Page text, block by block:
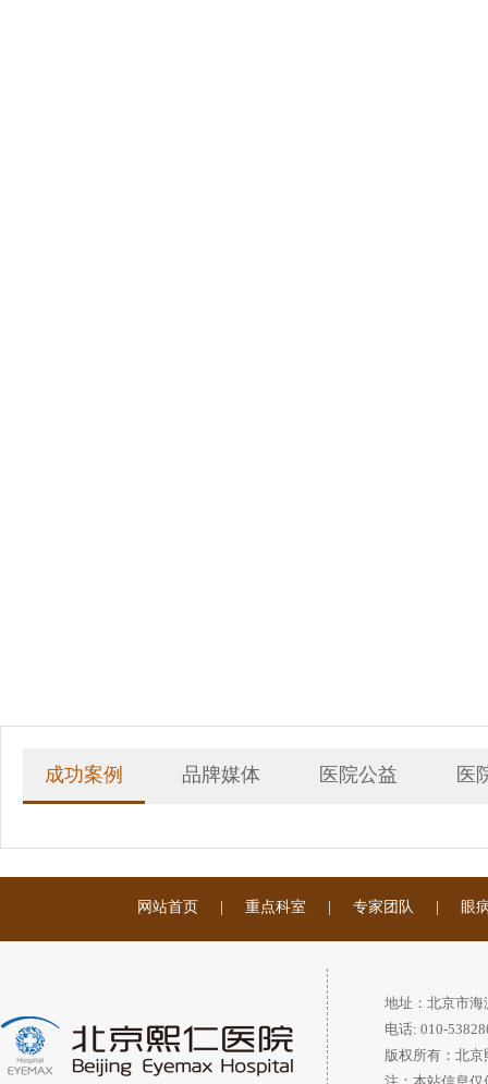
成功案例 品牌媒体 医院公益 医
网站首页 | 重点科室 | 专家团队 | 眼
地址：北京市
电话: 010-
版权所有：北
注：本站信息